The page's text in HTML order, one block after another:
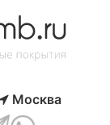
Москва